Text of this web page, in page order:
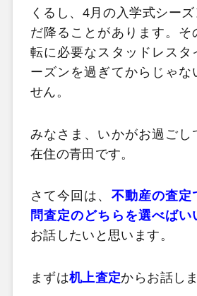
くるし、4月の入学式シー
だ降ることがあります。そ
転に必要なスタッドレスタ
ーズンを過ぎてからじゃな
せん。
みなさま、いかがお過ごし
在住の青田です。
さて今回は、 不動産の査定
問査定のどちらを選べばい
お話したいと思います。
まずは机上査定からお話しま